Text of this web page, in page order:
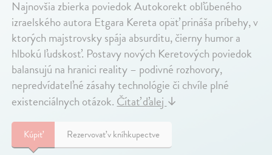
Najnovšia zbierka poviedok Autokorekt obľúbeného
izraelského autora Etgara Kereta opäť prináša príbehy, v
ktorých majstrovsky spája absurditu, čierny humor a
hlbokú ľudskosť. Postavy nových Keretových poviedok
balansujú na hranici reality – podivné rozhovory,
nepredvídateľné zásahy technológie či chvíle plné
existenciálnych otázok.Čítať ďalej↓
Kúpiť Rezervovať v kníhkupectve